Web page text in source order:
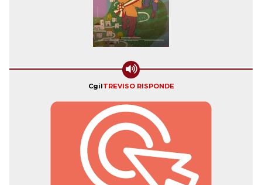
CgilTREVISO RISPONDE